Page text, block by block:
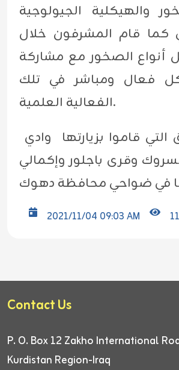
والهيكلية الجيولوجية
قام المشرفون خلال
أنواع الصخور مع مشاركة
فعال ومباشر في تلك
الفعالية العلمية.
وقرى باجلور وإكمالي
2021/11/04 09:03 AM
Contact Us
P. O. Box 12 Zakho International
Kurdistan Region-Iraq